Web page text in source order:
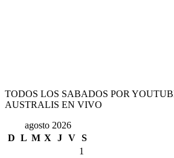
TODOS LOS SABADOS POR
AUSTRALIS EN VIVO
agosto 2026
D L M X J V S
1